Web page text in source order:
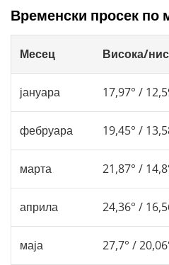
Временски просек по
Месец Висока/
јануара 17,97° /
фебруара 19,45° /
марта 21,87° /
априла 24,36° /
маја 27,7° /